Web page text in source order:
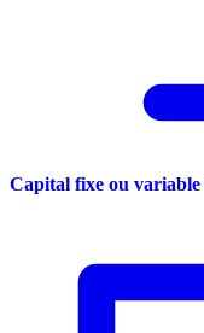
Capital fixe ou variable